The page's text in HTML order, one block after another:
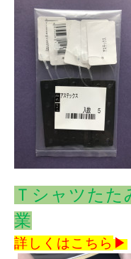
Ｔシャツた
業
詳しくはこちら▶